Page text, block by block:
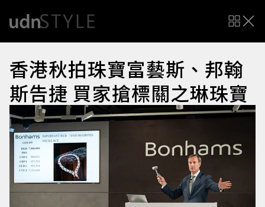
香港秋拍珠寶富藝斯、邦翰
斯告捷 買家搶標關之琳珠寶